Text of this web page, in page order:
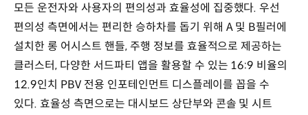
모든 운전자와 사용자의 편의성과 효율성에 집중했다. 우선
편의성 측면에서는 편리한 승하차를 돕기 위해 A 및 B필러에
설치한 롱 어시스트 핸들, 주행 정보를 효율적으로 제공하는
클러스터, 다양한 서드파티 앱을 활용할 수 있는 16:9 비율의
12.9인치 PBV 전용 인포테인먼트 디스플레이를 꼽을 수
있다. 효율성 측면으로는 대시보드 상단부와 콘솔 및 시트